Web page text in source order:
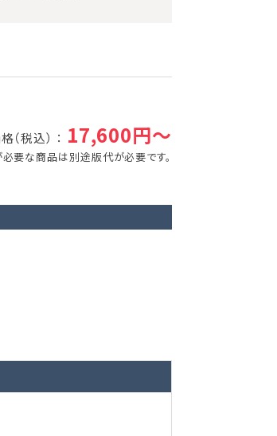
（税込） ： 17,600円～
要な商品は別途版代が必要です。